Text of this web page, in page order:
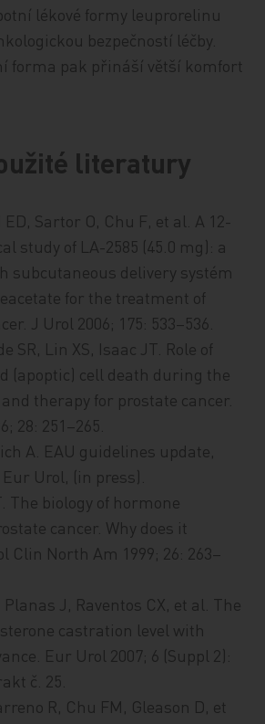
lékové formy leuprorelinu
bezpečností léčby.
forma pak přináší větší komfort
literatury
Sartor O, Chu F, et al. A 12-
study of LA-2585 (45.0 mg): a
subcutaneous delivery systém
for the treatment of
J Urol 2006; 175: 533–536.
SR, Lin XS, Isaac JT. Role of
(apoptic) cell death during the
therapy for prostate cancer.
28: 251–265.
A. EAU guidelines update,
Urol, (in press).
The biology of hormone
cancer. Why does it
Clin North Am 1999; 26: 263–
J, Raventos CX, et al. The
castration level with
Eur Urol 2007; 6 (Suppl 2):
č. 25.
R, Chu FM, Gleason D, et